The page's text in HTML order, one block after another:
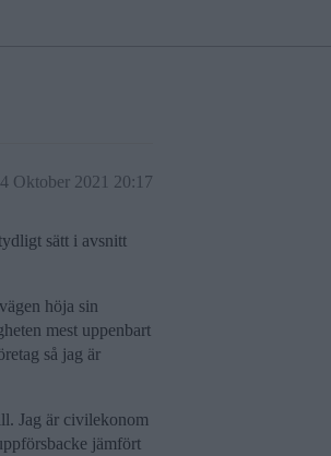
Oktober 2021 20:17
sätt i avsnitt
höja sin
mest uppenbart
så jag är
Jag är civilekonom
jämfört